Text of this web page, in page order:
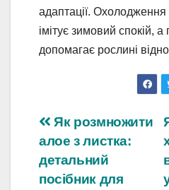
адаптації.
імітує зимовий спокій,
допомагає рослині
Навігація
записів
Як розмножити
алое з листка:
детальний
посібник для